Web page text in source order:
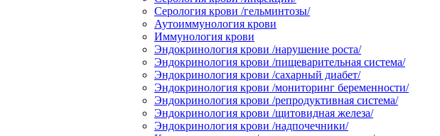
Серология крови /гельминтозы/
Аутоиммунология крови
Иммунология крови
Эндокринология крови /нарушение роста/
Эндокринология крови /пищеварительная система/
Эндокринология крови /сахарный диабет/
Эндокринология крови /мониторинг беременности/
Эндокринология крови /репродуктивная система/
Эндокринология крови /щитовидная железа/
Эндокринология крови /надпочечники/